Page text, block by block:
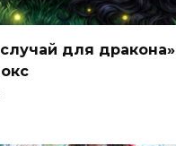
для дракона»